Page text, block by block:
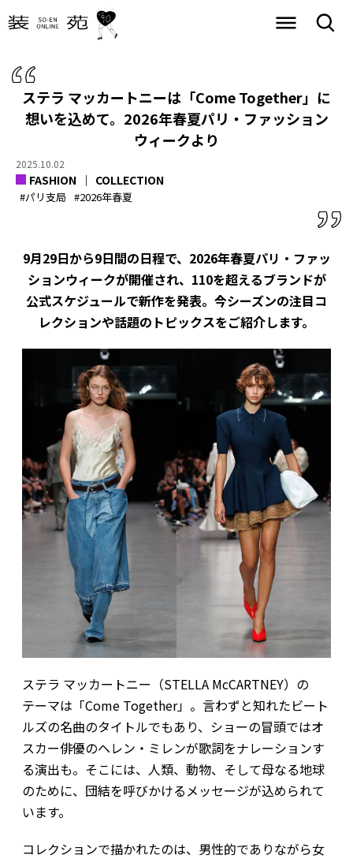
ステラ マッカートニーは「Come Together」に
想いを込めて。2026年春夏パリ・ファッション
ウィークより
2025.10.02
FASHION COLLECTION
#パリ支局 #2026年春夏
9月29日から9日間の日程で、2026年春夏パリ・ファッ
ションウィークが開催され、110を超えるブランドが
公式スケジュールで新作を発表。今シーズンの注目コ
レクションや話題のトピックスをご紹介します。
ステラ マッカートニー（STELLA McCARTNEY）の
テーマは「Come Together」。言わずと知れたビート
ルズの名曲のタイトルでもあり、ショーの冒頭ではオ
スカー俳優のヘレン・ミレンが歌詞をナレーションす
る演出も。そこには、人類、動物、そして母なる地球
のために、団結を呼びかけるメッセージが込められて
います。
コレクションで描かれたのは、男性的でありながら女